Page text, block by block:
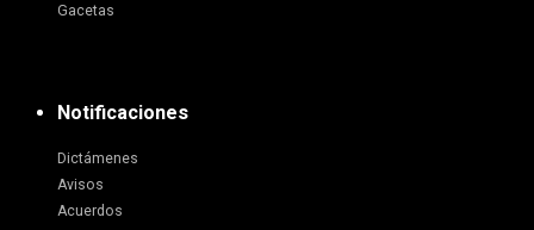
Gacetas
Notificaciones
Dictámenes
Avisos
Acuerdos